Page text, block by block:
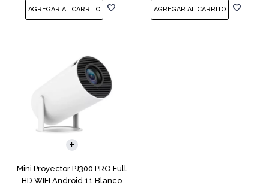
Mini Proyector PJ300 PRO Full
HD WIFI Android 11 Blanco